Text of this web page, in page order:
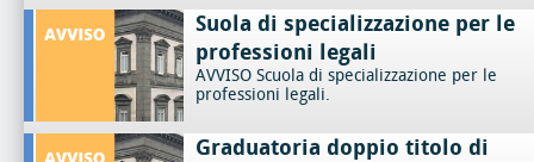
Suola di specializzazione per le
professioni legali
AVVISO Scuola di specializzazione per le
professioni legali.
Graduatoria doppio titolo di